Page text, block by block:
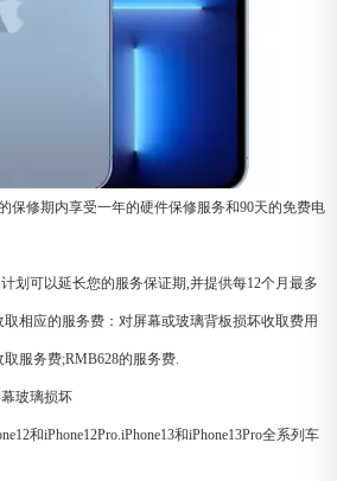
保修期内享受一年的硬件保修服务和90天的免费电
计划可以延长您的服务保证期,并提供每12个月最多
相应的服务费：对屏幕或玻璃背板损坏收取费用
服务费;RMB628的服务费.
玻璃损坏
和iPhone12Pro.iPhone13和iPhone13Pro全系列车